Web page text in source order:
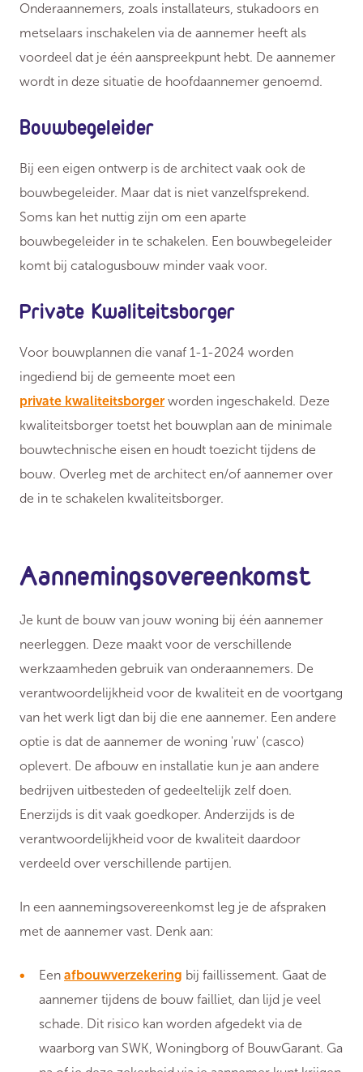
Onderaannemers, zoals installateurs, stukadoors en
metselaars inschakelen via de aannemer heeft als
voordeel dat je één aanspreekpunt hebt. De aannemer
wordt in deze situatie de hoofdaannemer genoemd.
Bouwbegeleider
Bij een eigen ontwerp is de architect vaak ook de
bouwbegeleider. Maar dat is niet vanzelfsprekend.
Soms kan het nuttig zijn om een aparte
bouwbegeleider in te schakelen. Een bouwbegeleider
komt bij catalogusbouw minder vaak voor.
Private Kwaliteitsborger
Voor bouwplannen die vanaf 1-1-2024 worden
ingediend bij de gemeente moet een
private kwaliteitsborger worden ingeschakeld. Deze
kwaliteitsborger toetst het bouwplan aan de minimale
bouwtechnische eisen en houdt toezicht tijdens de
bouw. Overleg met de architect en/of aannemer over
de in te schakelen kwaliteitsborger.
Aannemingsovereenkomst
Je kunt de bouw van jouw woning bij één aannemer
neerleggen. Deze maakt voor de verschillende
werkzaamheden gebruik van onderaannemers. De
verantwoordelijkheid voor de kwaliteit en de voortgang
van het werk ligt dan bij die ene aannemer. Een andere
optie is dat de aannemer de woning 'ruw' (casco)
oplevert. De afbouw en installatie kun je aan andere
bedrijven uitbesteden of gedeeltelijk zelf doen.
Enerzijds is dit vaak goedkoper. Anderzijds is de
verantwoordelijkheid voor de kwaliteit daardoor
verdeeld over verschillende partijen.
In een aannemingsovereenkomst leg je de afspraken
met de aannemer vast. Denk aan:
Een afbouwverzekering bij faillissement. Gaat de
aannemer tijdens de bouw failliet, dan lijd je veel
schade. Dit risico kan worden afgedekt via de
waarborg van SWK, Woningborg of BouwGarant. Ga